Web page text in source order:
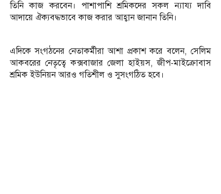
তিনি কাজ করবেন। পাশাপাশি শ্রমিকদের সকল ন্যায্য দাবি
আদায়ে ঐক্যবদ্ধভাবে কাজ করার আহ্বান জানান তিনি।
এদিকে সংগঠনের নেতাকর্মীরা আশা প্রকাশ করে বলেন, সেলিম
আকবরের নেতৃত্বে কক্সবাজার জেলা হাইয়স, জীপ-মাইক্রোবাস
শ্রমিক ইউনিয়ন আরও গতিশীল ও সুসংগঠিত হবে।